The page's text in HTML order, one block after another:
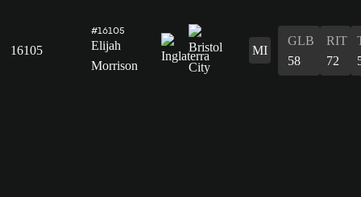
16105
#16105
Elijah
Morrison
MI
GLB
58
RIT
72